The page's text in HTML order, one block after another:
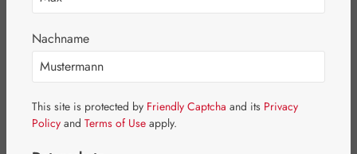
Nachname
This site is protected by Friendly Captcha and its Privacy
Policy and Terms of Use apply.